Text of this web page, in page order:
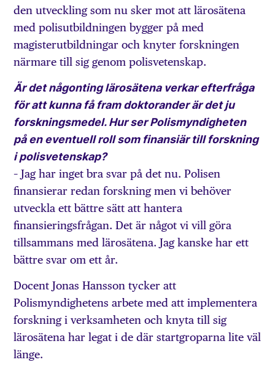
den utveckling som nu sker mot att lärosätena
med polisutbildningen bygger på med
magisterutbildningar och knyter forskningen
närmare till sig genom polisvetenskap.
Är det någonting lärosätena verkar efterfråga
för att kunna få fram doktorander är det ju
forskningsmedel. Hur ser Polismyndigheten
på en eventuell roll som finansiär till forskning
i polisvetenskap?
– Jag har inget bra svar på det nu. Polisen
finansierar redan forskning men vi behöver
utveckla ett bättre sätt att hantera
finansieringsfrågan. Det är något vi vill göra
tillsammans med lärosätena. Jag kanske har ett
bättre svar om ett år.
Docent Jonas Hansson tycker att
Polismyndighetens arbete med att implementera
forskning i verksamheten och knyta till sig
lärosätena har legat i de där startgroparna lite väl
länge.